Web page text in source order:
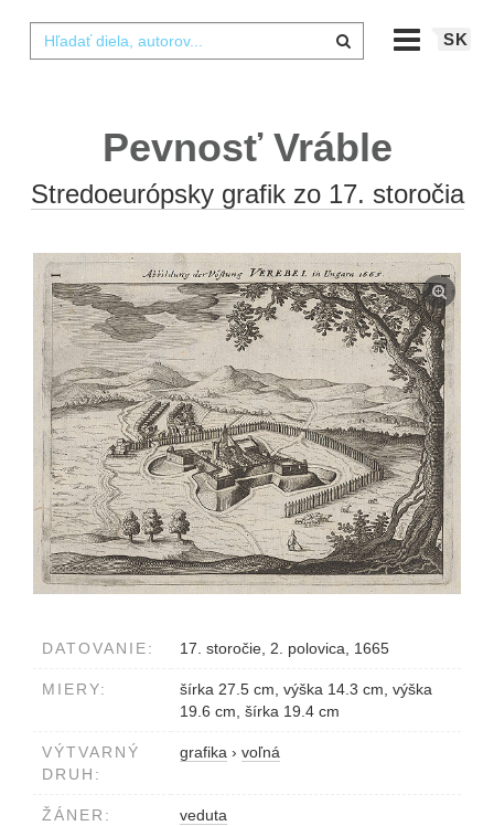
SK
Pevnosť Vráble
Stredoeurópsky grafik zo 17. storočia
DATOVANIE: 17. storočie, 2. polovica, 1665
MIERY:
šírka 27.5 cm, výška 14.3 cm, výška
19.6 cm, šírka 19.4 cm
VÝTVARNÝ
DRUH:
grafika › voľná
ŽÁNER:
veduta